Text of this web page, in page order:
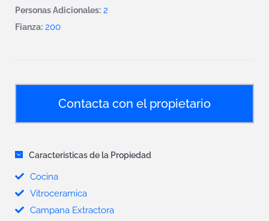
Personas Adicionales: 2
Fianza: 200
Contacta con el propietario
Caracteristicas de la Propiedad
Cocina
Vitroceramica
Campana Extractora